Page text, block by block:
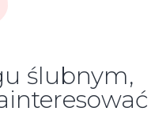
ślubnym,